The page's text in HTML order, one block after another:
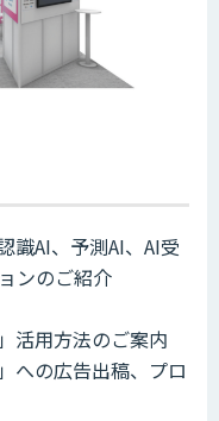
識AI、予測AI、AI受
ンのご紹介
活用方法のご案内
への広告出稿、プロ